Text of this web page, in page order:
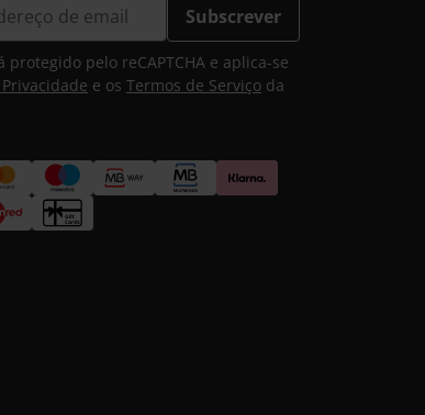
Subscrever
protegido pelo reCAPTCHA e aplica-se
e os Termos de Serviço da